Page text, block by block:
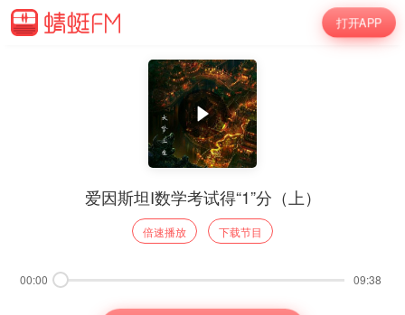
打开APP
爱因斯坦I数学考试得“1”分（上）
倍速播放 下载节目
00:00 09:38